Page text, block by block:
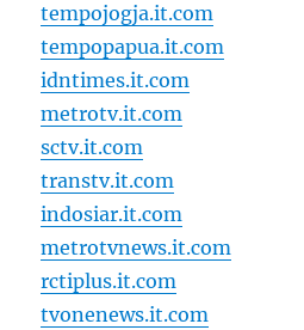
tempojogja.it.com
tempopapua.it.com
idntimes.it.com
metrotv.it.com
sctv.it.com
transtv.it.com
indosiar.it.com
metrotvnews.it.com
rctiplus.it.com
tvonenews.it.com